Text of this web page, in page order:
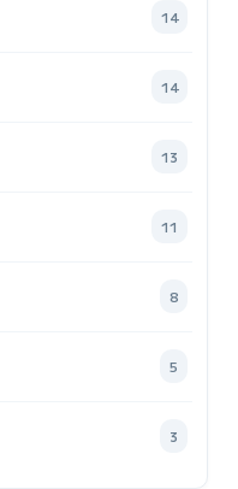
14
14
13
11
8
5
3